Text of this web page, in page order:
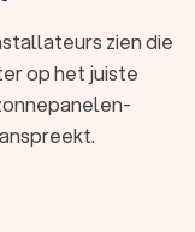
zien die
op het juiste